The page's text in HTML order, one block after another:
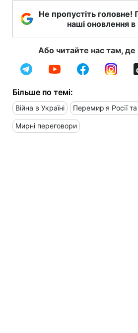
Не пропустіть головне!
наші оновлення
Або читайте нас там, де
Більше по темі:
Війна в Україні Перемир'я Росії та
Мирні переговори